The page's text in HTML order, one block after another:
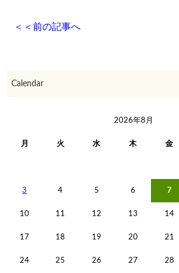
前の記事へ
＜＜
Calendar
2026年8月
月 火 水 木 金
3 4 5 6 7
10 11 12 13 14
17 18 19 20 21
24 25 26 27 28